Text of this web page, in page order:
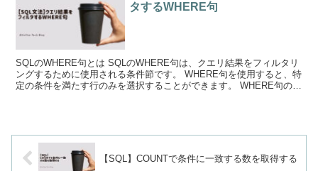
タするWHERE句
SQLのWHERE句とは SQLのWHERE句は、クエリ結果をフィルタリ
ングするために使用される条件節です。 WHERE句を使用すると、特
定の条件を満たす行のみを選択することができます。 WHERE句の基
【SQL】COUNTで条件に一致する数を取得する